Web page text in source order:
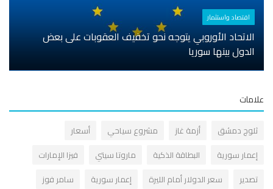
اقتصاد واستثمار
الاتحاد الأوروبي يتوجه نحو تخفيف العقوبات على بعض
الدول بينها سوريا
علامات
ثلوج دمشق أزمة غاز مشروع سياحي
أسعار
إعمار سورية
البطاقة الذكية ماروتا سيتي
فيزا الإمارات
تصدير
سعر الدولار أمام الليرة إعمار سورية
سامر فوز